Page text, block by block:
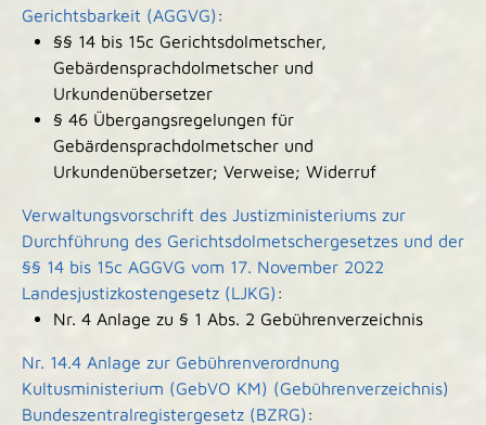
Gerichtsbarkeit (AGGVG) :
§§ 14 bis 15c Gerichtsdolmetscher,
Gebärdensprachdolmetscher und
Urkundenübersetzer
§ 46 Übergangsregelungen für
Gebärdensprachdolmetscher und
Urkundenübersetzer; Verweise; Widerruf
Verwaltungsvorschrift des Justizministeriums zur
Durchführung des Gerichtsdolmetschergesetzes und der
§§ 14 bis 15c AGGVG vom 17. November 2022
Landesjustizkostengesetz (LJKG) :
Nr. 4 Anlage zu § 1 Abs. 2 Gebührenverzeichnis
Nr. 14.4 Anlage zur Gebührenverordnung
Kultusministerium (GebVO KM) (Gebührenverzeichnis)
Bundeszentralregistergesetz (BZRG) :